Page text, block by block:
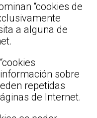
“cookies de
a alguna de
sobre
repetidas
de Internet.